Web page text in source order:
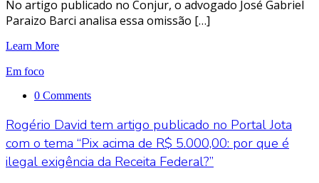
No artigo publicado no Conjur, o advogado José Gabriel
Paraizo Barci analisa essa omissão […]
Learn More
Em foco
0 Comments
Rogério David tem artigo publicado no Portal Jota
com o tema “Pix acima de R$ 5.000,00: por que é
ilegal exigência da Receita Federal?”